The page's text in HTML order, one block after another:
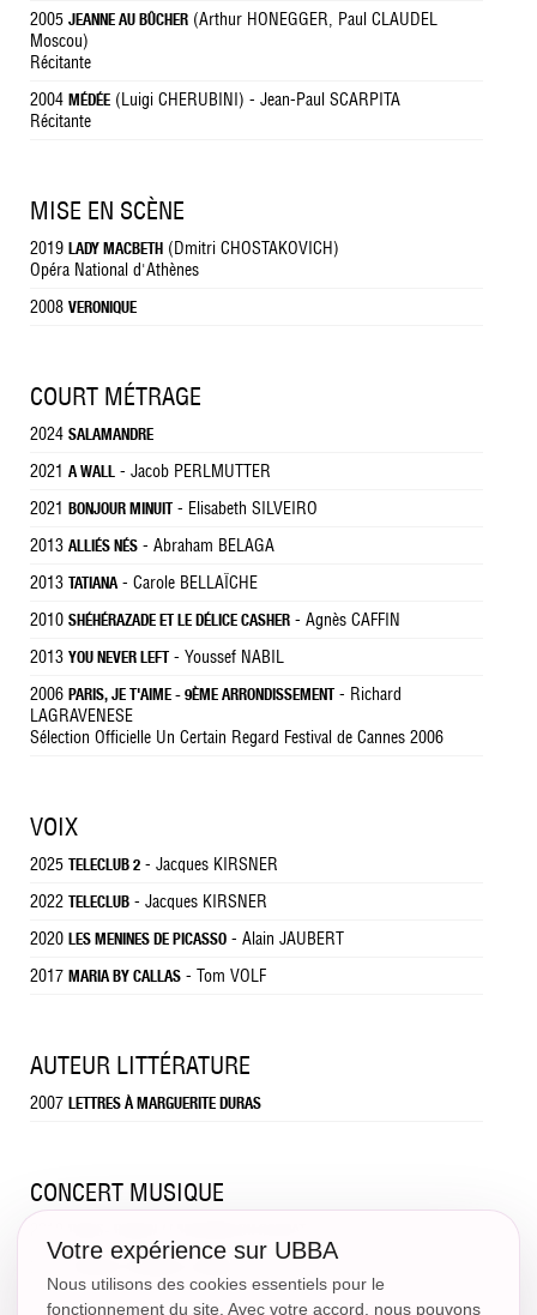
2005 JEANNE AU BÛCHER (Arthur HONEGGER, Paul CLAUDEL
Moscou)
Récitante
2004 MÉDÉE (Luigi CHERUBINI) - Jean-Paul SCARPITA
Récitante
MISE EN SCÈNE
2019 LADY MACBETH (Dmitri CHOSTAKOVICH)
Opéra National d'Athènes
2008 VERONIQUE
COURT MÉTRAGE
2024 SALAMANDRE
2021 A WALL
- Jacob PERLMUTTER
2021 BONJOUR MINUIT - Elisabeth SILVEIRO
2013 ALLIÉS NÉS - Abraham BELAGA
2013 TATIANA- Carole BELLAÏCHE
2010 SHÉHÉRAZADE ET LE DÉLICE CASHER - Agnès CAFFIN
2013 YOU NEVER LEFT - Youssef NABIL
2006 PARIS, JE T'AIME - 9ÈME ARRONDISSEMENT - Richard
LAGRAVENESE
Sélection Officielle Un Certain Regard Festival de Cannes 2006
VOIX
2025 TELECLUB 2 - Jacques KIRSNER
2022 TELECLUB - Jacques KIRSNER
2020
LES MENINES DE PICASSO - Alain JAUBERT
2017 MARIA BY CALLAS - Tom VOLF
AUTEUR LITTÉRATURE
2007 LETTRES À MARGUERITE DURAS
CONCERT MUSIQUE
POÈMES D'AMOUR, ALBÉNIZ
Votre expérience sur UBBA
Nous utilisons des cookies essentiels pour le
fonctionnement du site. Avec votre accord, nous pouvons